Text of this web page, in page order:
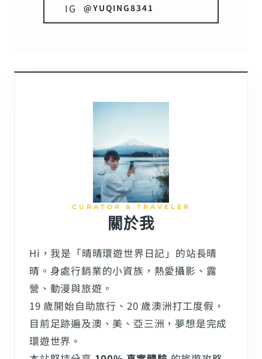
IG @YUQING8341
CURATOR & TRAVELER
關於我
Hi，我是「晴晴環遊世界日記」的站長晴
晴。身處行銷業的小資族，熱愛攝影、露
營、動漫與旅遊。
19 歲開始自助旅行、20 歲澳洲打工度假，
目前足跡遍及澳、美、亞三洲，夢想是完成
環遊世界。